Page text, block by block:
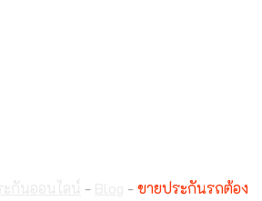
- -ขายประกันรถต้อง